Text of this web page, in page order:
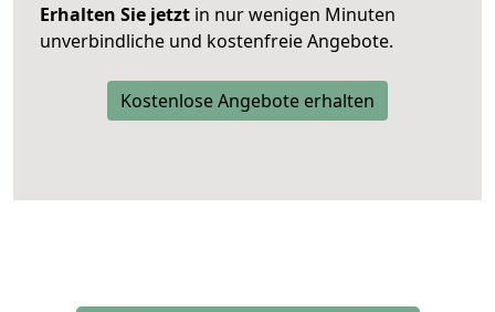
Erhalten Sie jetzt in nur wenigen Minuten
unverbindliche und kostenfreie Angebote.
Kostenlose Angebote erhalten